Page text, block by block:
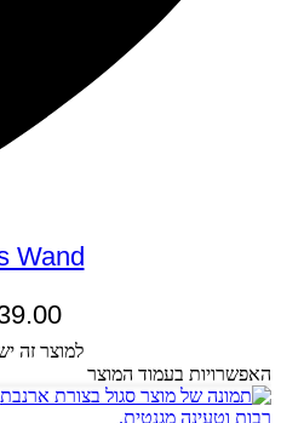
Wand
למוצר זה
האפשרויות בעמוד המוצר